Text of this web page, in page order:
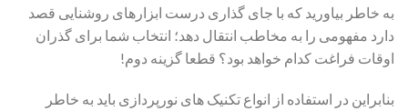
به خاطر بیاورید که با جای گذاری درست ابزارهای روشنایی قصد
دارد مفهومی را به مخاطب انتقال دهد؛ انتخاب شما برای گذران
اوقات فراغت کدام خواهد بود؟ قطعا گزینه دوم!
بنابراین در استفاده از انواع تکنیک های نورپردازی باید به خاطر